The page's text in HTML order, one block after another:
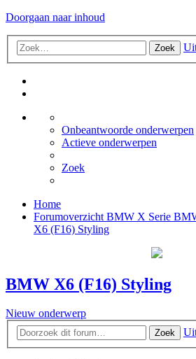
Doorgaan naar inhoud
Zoek
Onbeantwoorde onderwerpen
Actieve onderwerpen
Zoek
Home
Forumoverzicht BMW X Serie
X6 (F16) Styling
BMW X6 (F16) Styling
Nieuw onderwerp
Zoek